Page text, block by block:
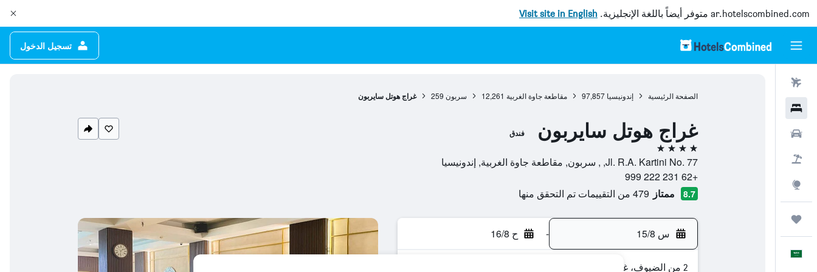
ar.hotelscombined.com متوفر أيضاً باللغة الإنجليزية. Visit site in English
تسجيل الدخول
الصفحة الرئيسية إندونيسيا 97,857 مقاطعة جاوة الغربية 12,261 سربون 259 غراج هوتل سايربون
غراج هوتل سايربون فندق
4 نجوم
Jl. R.A. Kartini No. 77, , سربون, مقاطعة جاوة الغربية, إندونيسيا
+62 231 222 999
8.7 ممتاز 479 من التقييمات تم التحقق منها
س 15/8 - ح 16/8
2 من الضيوف، غرفة واحدة